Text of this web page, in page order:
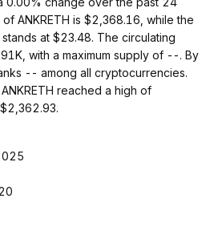
ANKRETH is $2,368.16, while the
at $23.48. The circulating
with a maximum supply of --. By
-- among all cryptocurrencies.
reached a high of